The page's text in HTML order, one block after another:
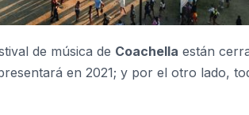
de música de Coachella están
en 2021; y por el otro lado,